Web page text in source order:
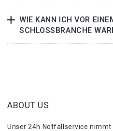
WIE KANN ICH VOR
SCHLOSSBRANCHE
ABOUT US
Unser 24h Notfallservice nimmt